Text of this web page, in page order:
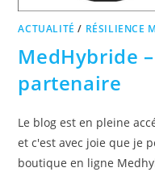
ACTUALITÉ / RÉSILIENCE
MedHybride
partenaire
Le blog est en pleine
et c'est avec joie que je
boutique en ligne